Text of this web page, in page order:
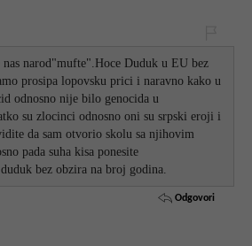
nas narod"mufte".Hoce Duduk u EU bez
prosipa lopovsku prici i naravno kako u
odnosno nije bilo genocida u
su zlocinci odnosno oni su srpski eroji i
da sam otvorio skolu sa njihovim
pada suha kisa ponesite
bez obzira na broj godina.
Odgovori